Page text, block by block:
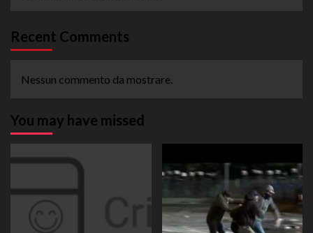
Recent Comments
Nessun commento da mostrare.
You may have missed